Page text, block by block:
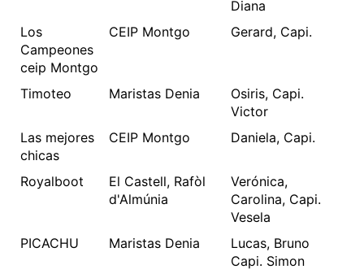
Diana
Los
Campeones
ceip Montgo
CEIP Montgo Gerard, Capi.
Timoteo Maristas Denia
Osiris, Capi.
Victor
Las mejores
chicas
CEIP Montgo Daniela, Capi.
Royalboot
El Castell, Rafòl
d'Almúnia
Verónica,
Carolina, Capi.
Vesela
PICACHU
Maristas Denia
Lucas, Bruno
Capi. Simon